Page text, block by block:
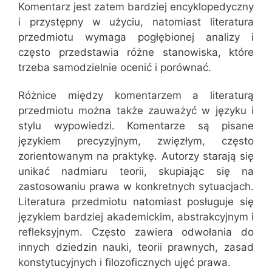
Komentarz jest zatem bardziej encyklopedyczny
i przystępny w użyciu, natomiast literatura
przedmiotu wymaga pogłębionej analizy i
często przedstawia różne stanowiska, które
trzeba samodzielnie ocenić i porównać.
Różnice między komentarzem a literaturą
przedmiotu można także zauważyć w języku i
stylu wypowiedzi. Komentarze są pisane
językiem precyzyjnym, zwięzłym, często
zorientowanym na praktykę. Autorzy starają się
unikać nadmiaru teorii, skupiając się na
zastosowaniu prawa w konkretnych sytuacjach.
Literatura przedmiotu natomiast posługuje się
językiem bardziej akademickim, abstrakcyjnym i
refleksyjnym. Często zawiera odwołania do
innych dziedzin nauki, teorii prawnych, zasad
konstytucyjnych i filozoficznych ujęć prawa.